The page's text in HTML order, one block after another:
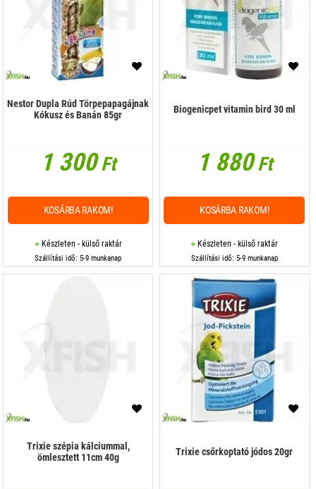
Nestor Dupla Rúd Törpepapagájnak
Kókusz és Banán 85gr
1 300Ft
Készleten - külső raktár
Szállítási idő: 5-9 munkanap
KOSÁRBA RAKOM!
Biogenicpet vitamin bird 30 ml
1 880Ft
Készleten - külső raktár
Szállítási idő: 5-9 munkanap
KOSÁRBA RAKOM!
Trixie szépia kálciummal,
ömlesztett 11cm 40g
Trixie csőrkoptató jódos 20gr